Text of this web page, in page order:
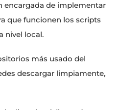
encargada de implementar
que funcionen los scripts
nivel local.
más usado del
descargar limpiamente,